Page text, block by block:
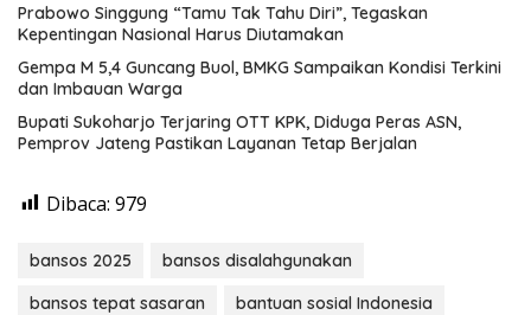
Prabowo Singgung “Tamu Tak Tahu Diri”, Tegaskan
Kepentingan Nasional Harus Diutamakan
Gempa M 5,4 Guncang Buol, BMKG Sampaikan Kondisi Terkini
dan Imbauan Warga
Bupati Sukoharjo Terjaring OTT KPK, Diduga Peras ASN,
Pemprov Jateng Pastikan Layanan Tetap Berjalan
Dibaca: 979
bansos 2025
bansos disalahgunakan
bansos tepat sasaran
bantuan sosial Indonesia